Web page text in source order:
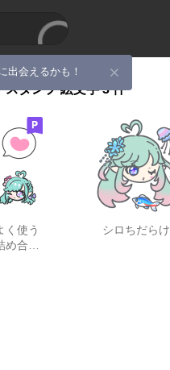
出会えるかも！
スタンプ 絵文字 3 件
く使う
合わ
シロちだらけ